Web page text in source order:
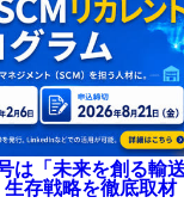
は「未来を創る輸
生存戦略を徹底取材